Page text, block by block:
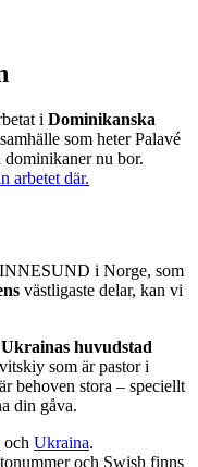
i Dominikanska
som heter Palavé
dominikaner nu bor.
arbetet där.
i Norge, som
västligaste delar, kan vi
Ukrainas huvudstad
som är pastor i
behoven stora – speciellt
din gåva.
och Ukraina.
och Swish finns